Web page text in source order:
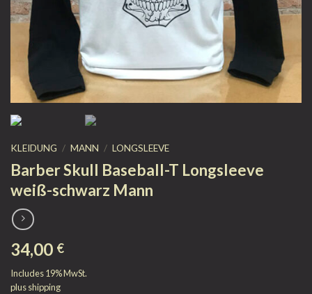
KLEIDUNG / MANN / LONGSLEEVE
Barber Skull Baseball-T Longsleeve
weiß-schwarz Mann
34,00 €
Includes 19% MwSt.
plusshipping